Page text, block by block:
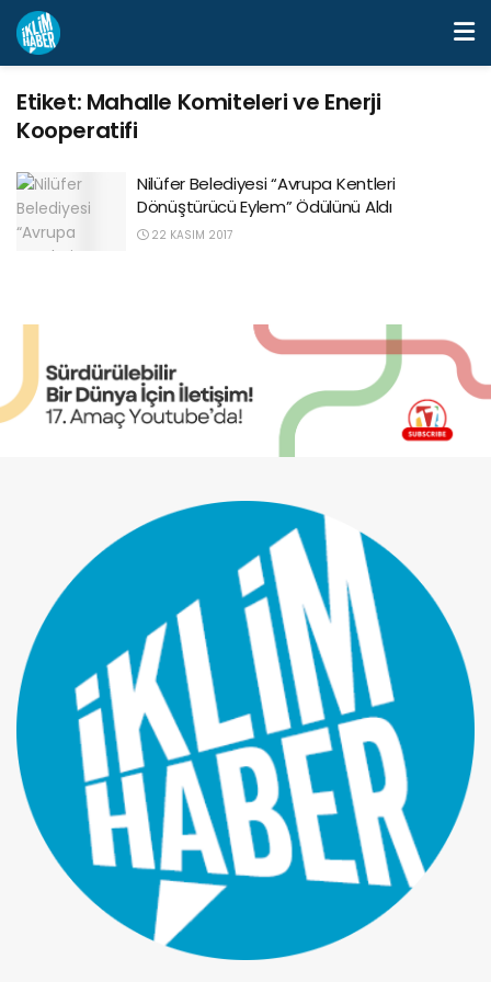
Etiket: Mahalle Komiteleri ve Enerji
Kooperatifi
Nilüfer Belediyesi “Avrupa Kentleri
Dönüştürücü Eylem” Ödülünü Aldı
22 KASIM 2017